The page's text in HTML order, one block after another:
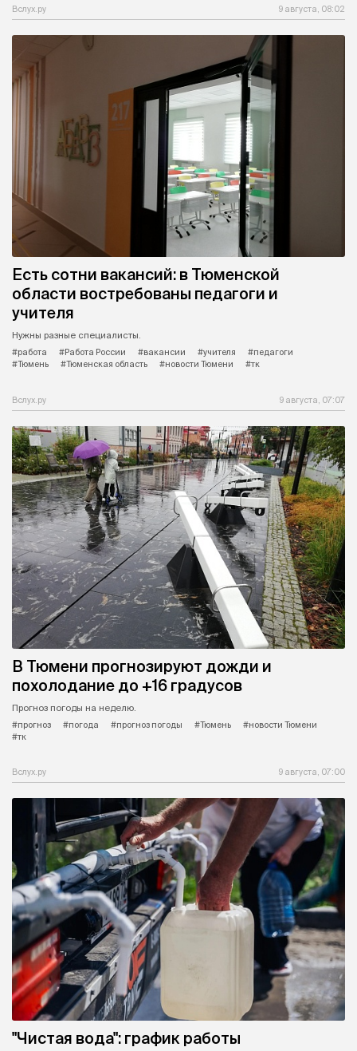
Вслух.ру 9 августа, 08:02
Есть сотни вакансий: в Тюменской
области востребованы педагоги и
учителя
Нужны разные специалисты.
#работа
#Работа России #вакансии #учителя
#педагоги
#Тюмень
#Тюменская область #новости Тюмени #тк
Вслух.ру 9 августа, 07:07
В Тюмени прогнозируют дожди и
похолодание до +16 градусов
Прогноз погоды на неделю.
#прогноз
#погода #прогноз погоды #Тюмень
#новости Тюмени
#тк
Вслух.ру 9 августа, 07:00
"Чистая вода": график работы